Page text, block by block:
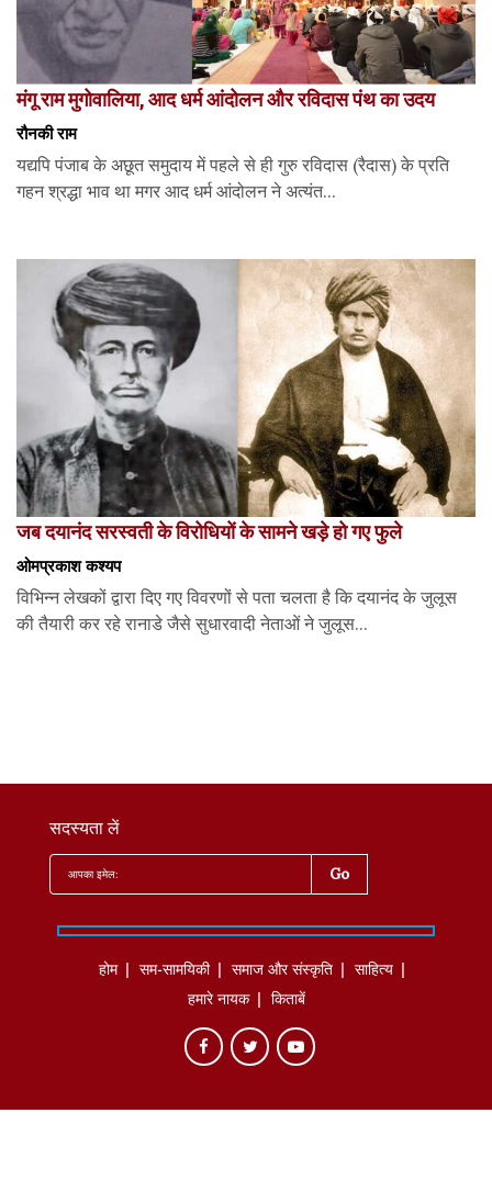
मंगू राम मुगोवालिया, आद धर्म आंदोलन और रविदास पंथ का उदय
रौनकी राम
यद्यपि पंजाब के अछूत समुदाय में पहले से ही गुरु रविदास (रैदास) के प्रति
गहन श्रद्धा भाव था मगर आद धर्म आंदोलन ने अत्यंत...
जब दयानंद सरस्वती के विरोधियों के सामने खड़े हो गए फुले
ओमप्रकाश कश्यप
विभिन्न लेखकों द्वारा दिए गए विवरणों से पता चलता है कि दयानंद के जुलूस
की तैयारी कर रहे रानाडे जैसे सुधारवादी नेताओं ने जुलूस...
सदस्यता लें
होम सम-सामयिकी समाज और संस्कृति
साहित्‍य
हमारे नायक
किताबें